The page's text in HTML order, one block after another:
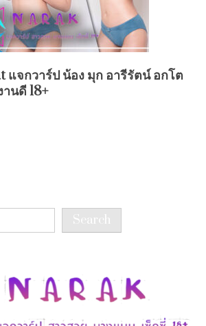
จกวาร์ป น้อง มุก อารีรัตน์ อกโต
นดี 18+
Search